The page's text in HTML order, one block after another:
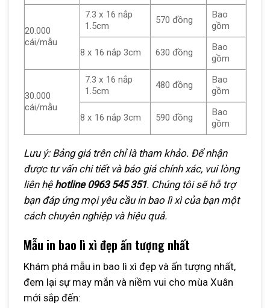
20.000
cái/mẫu
7.3 x 16 nắp
1.5cm
570 đồng
Bao
gồm
8 x 16 nắp 3cm 630 đồng
Bao
gồm
30.000
cái/mẫu
7.3 x 16 nắp
1.5cm
480 đồng
Bao
gồm
8 x 16 nắp 3cm 590 đồng
Bao
gồm
Lưu ý: Bảng giá trên chỉ là tham khảo. Để nhận
được tư vấn chi tiết và báo giá chính xác, vui lòng
liên hệ hotline 0963 545 351. Chúng tôi sẽ hỗ trợ
bạn đáp ứng mọi yêu cầu in bao lì xì của bạn một
cách chuyên nghiệp và hiệu quả.
Mẫu in bao lì xì đẹp ấn tượng nhất
Khám phá mẫu in bao lì xì đẹp và ấn tượng nhất,
đem lại sự may mắn và niềm vui cho mùa Xuân
mới sắp đến: